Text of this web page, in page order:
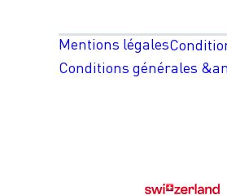
Mentions légales
Conditions générales